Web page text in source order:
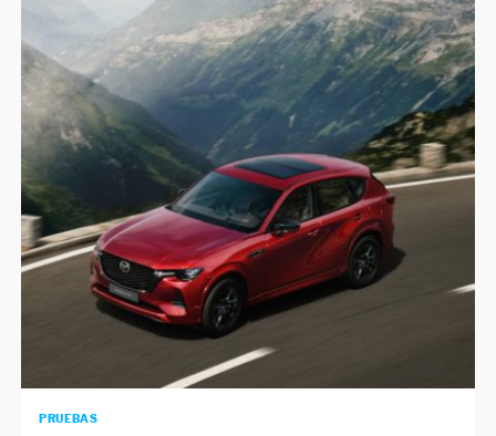
PRUEBAS